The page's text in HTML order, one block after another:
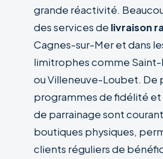
grande réactivité.
des services de livraison
Cagnes-sur-Mer et dans
limitrophes comme
ou Villeneuve-Loubet. De
programmes de fidélité et
de parrainage sont
boutiques physiques,
clients réguliers de